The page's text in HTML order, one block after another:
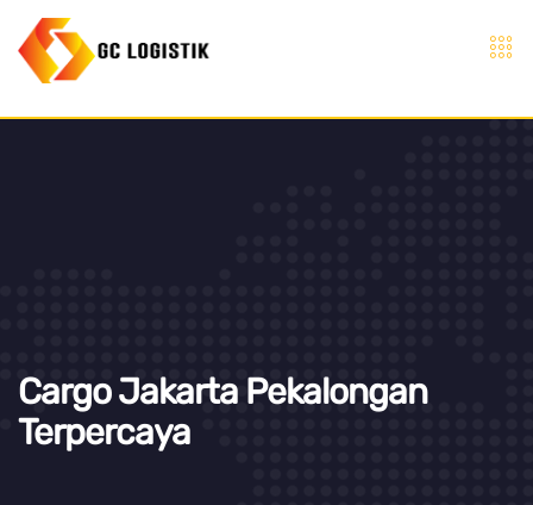
Cargo Jakarta Pekalongan
Terpercaya